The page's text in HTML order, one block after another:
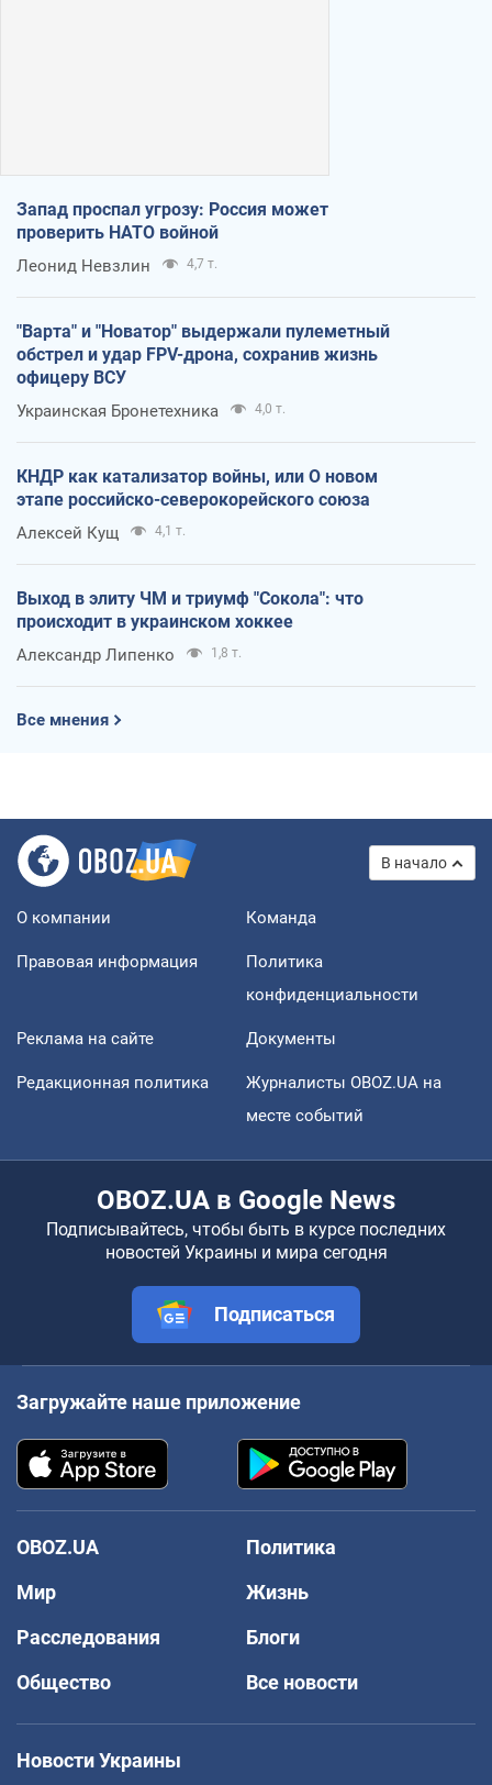
Запад проспал угрозу: Россия может
проверить НАТО войной
Леонид Невзлин 4,7 т.
"Варта" и "Новатор" выдержали пулеметный
обстрел и удар FPV-дрона, сохранив жизнь
офицеру ВСУ
Украинская Бронетехника 4,0 т.
КНДР как катализатор войны, или О новом
этапе российско-северокорейского союза
Алексей Кущ 4,1 т.
Выход в элиту ЧМ и триумф "Сокола": что
происходит в украинском хоккее
Александр Липенко 1,8 т.
Все мнения
В начало
О компании Команда
Правовая информация
Политика
конфиденциальности
Реклама на сайте Документы
Редакционная политика
Журналисты OBOZ.UA на
месте событий
OBOZ.UA в Google News
Подписывайтесь, чтобы быть в курсе последних
новостей Украины и мира сегодня
Подписаться
Загружайте наше приложение
OBOZ.UA
Политика
Мир
Жизнь
Расследования
Блоги
Общество
Все новости
Новости Украины